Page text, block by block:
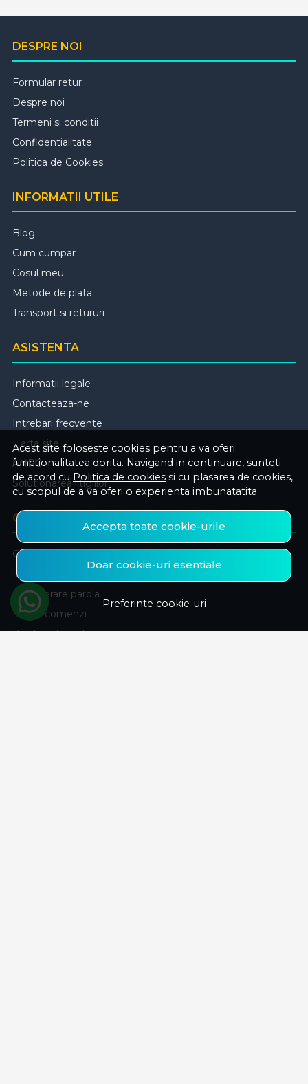
Acest site foloseste cookies pentru a va oferi
functionalitatea dorita. Navigand in continuare, sunteti
de acord cu Politica de cookies si cu plasarea de cookies,
cu scopul de a va oferi o experienta imbunatatita.
Accepta toate cookie-urile
Doar cookie-uri esentiale
Preferinte cookie-uri
DESPRE NOI
Formular retur
Despre noi
Termeni si conditii
Confidentialitate
Politica de Cookies
INFORMATII UTILE
Blog
Cum cumpar
Cosul meu
Metode de plata
Transport si retururi
ASISTENTA
Informatii legale
Contacteaza-ne
Intrebari frecvente
Harta site
ANPC
Solutionarea litigiilor
CONT CLIENT
Contul meu
Inregistrare
Recuperare parola
Istoric comenzi
Produse favorite